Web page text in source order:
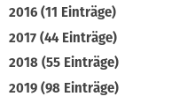
2016 (11 Einträge)
2017 (44 Einträge)
2018 (55 Einträge)
2019 (98 Einträge)